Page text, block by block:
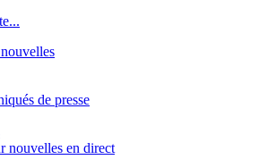
de presse
nouvelles en direct